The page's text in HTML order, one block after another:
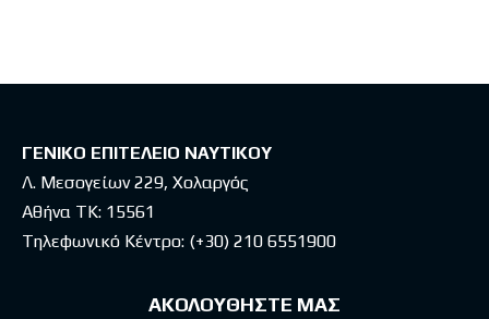
ΓΕΝΙΚΟ ΕΠΙΤΕΛΕΙΟ ΝΑΥΤΙΚΟΥ
Λ. Μεσογείων 229, Χολαργός
Αθήνα ΤΚ: 15561
Τηλεφωνικό Κέντρο: (+30) 210 6551900
ΑΚΟΛΟΥΘΗΣΤΕ ΜΑΣ